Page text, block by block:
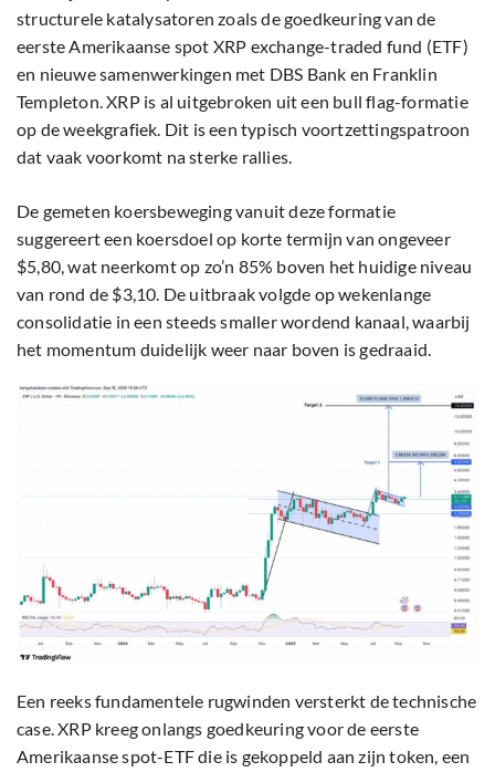
structurele katalysatoren zoals de goedkeuring van de
eerste Amerikaanse spot XRP exchange-traded fund (ETF)
en nieuwe samenwerkingen met DBS Bank en Franklin
Templeton. XRP is al uitgebroken uit een bull flag-formatie
op de weekgrafiek. Dit is een typisch voortzettingspatroon
dat vaak voorkomt na sterke rallies.
De gemeten koersbeweging vanuit deze formatie
suggereert een koersdoel op korte termijn van ongeveer
$5,80, wat neerkomt op zo’n 85% boven het huidige niveau
van rond de $3,10. De uitbraak volgde op wekenlange
consolidatie in een steeds smaller wordend kanaal, waarbij
het momentum duidelijk weer naar boven is gedraaid.
Een reeks fundamentele rugwinden versterkt de technische
case. XRP kreeg onlangs goedkeuring voor de eerste
Amerikaanse spot-ETF die is gekoppeld aan zijn token, een